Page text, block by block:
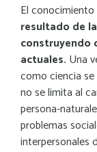
El
resultado de
construyendo
actuales. Una
como ciencia
no se limita al
persona-
problemas
interpersonales